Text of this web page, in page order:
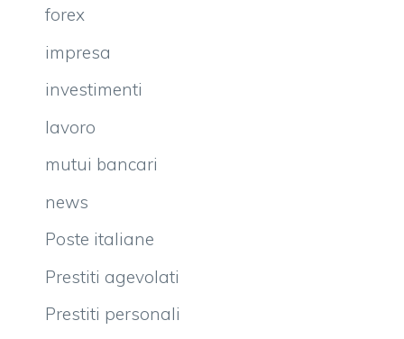
forex
impresa
investimenti
lavoro
mutui bancari
news
Poste italiane
Prestiti agevolati
Prestiti personali